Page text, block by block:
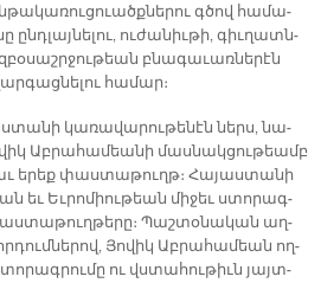
գծով հա­մա­
ընդ­լայ­նե­լու, ու­ժա­նիւ­թի, գիւ­ղատն­
բնա­գա­ւառ­նե­րէն
հա­մար։
կա­ռա­վա­րու­թե­նէն ներս, նա­
Աբ­րա­հա­մեա­նի մաս­նակ­ցու­թեամբ
ե­րեք փաս­տա­թուղթ։ Հա­յաս­տա­նի
եւ Եւ­րո­միու­թեան մի­ջեւ ստո­րագ­
Պաշ­տօ­նա­կան աղ­
Յո­վիկ Աբ­րա­հա­մեան ող­
ու վստա­հու­թիւն յայտ­